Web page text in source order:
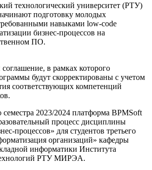
технологический университет (РТУ)
подготовку молодых
навыками low-code
бизнес-процессов на
ПО.
в рамках которого
будут скорректированы с учетом
соответствующих компетенций
семестра 2023/2024 платформа BPMSoft
процесс дисциплины
процессов» для студентов третьего
организаций» кафедры
информатики Института
РТУ МИРЭА.